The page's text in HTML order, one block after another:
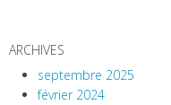
ARCHIVES
septembre 2025
février 2024